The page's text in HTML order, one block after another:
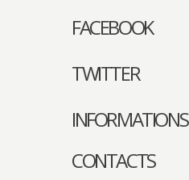
FACEBOOK
TWITTER
INFORMATIONS
CONTACTS